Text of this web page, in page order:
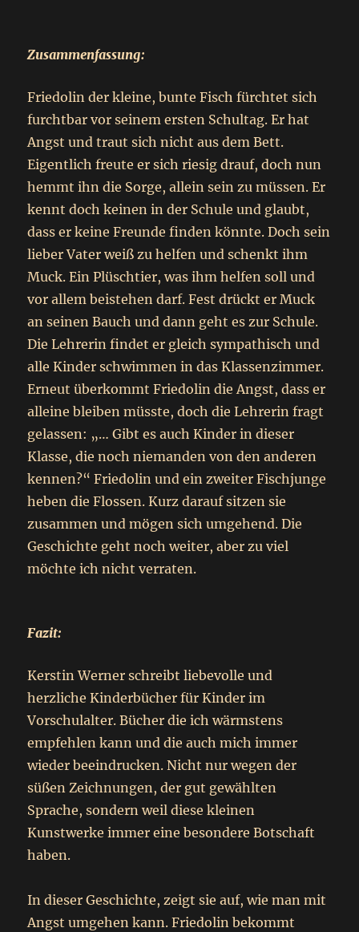
Zusammenfassung:
Friedolin der kleine, bunte Fisch fürchtet sich
furchtbar vor seinem ersten Schultag. Er hat
Angst und traut sich nicht aus dem Bett.
Eigentlich freute er sich riesig drauf, doch nun
hemmt ihn die Sorge, allein sein zu müssen. Er
kennt doch keinen in der Schule und glaubt,
dass er keine Freunde finden könnte. Doch sein
lieber Vater weiß zu helfen und schenkt ihm
Muck. Ein Plüschtier, was ihm helfen soll und
vor allem beistehen darf. Fest drückt er Muck
an seinen Bauch und dann geht es zur Schule.
Die Lehrerin findet er gleich sympathisch und
alle Kinder schwimmen in das Klassenzimmer.
Erneut überkommt Friedolin die Angst, dass er
alleine bleiben müsste, doch die Lehrerin fragt
gelassen: „… Gibt es auch Kinder in dieser
Klasse, die noch niemanden von den anderen
kennen?“ Friedolin und ein zweiter Fischjunge
heben die Flossen. Kurz darauf sitzen sie
zusammen und mögen sich umgehend. Die
Geschichte geht noch weiter, aber zu viel
möchte ich nicht verraten.
Fazit:
Kerstin Werner schreibt liebevolle und
herzliche Kinderbücher für Kinder im
Vorschulalter. Bücher die ich wärmstens
empfehlen kann und die auch mich immer
wieder beeindrucken. Nicht nur wegen der
süßen Zeichnungen, der gut gewählten
Sprache, sondern weil diese kleinen
Kunstwerke immer eine besondere Botschaft
haben.
In dieser Geschichte, zeigt sie auf, wie man mit
Angst umgehen kann. Friedolin bekommt